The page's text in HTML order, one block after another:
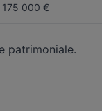
000 €
patrimoniale.